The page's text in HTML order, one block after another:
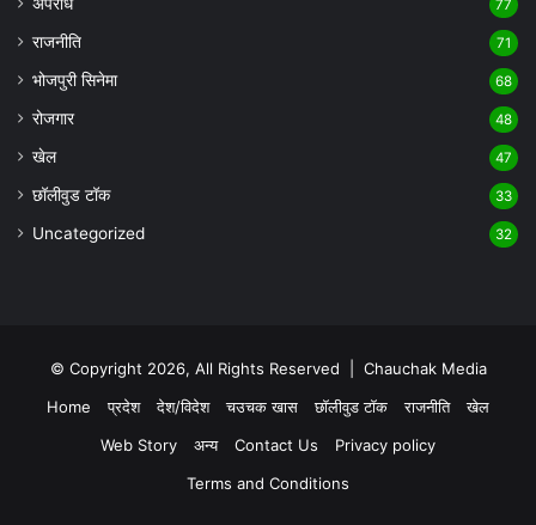
77
राजनीति 71
भोजपुरी सिनेमा 68
रोजगार 48
खेल 47
छॉलीवुड टॉक 33
Uncategorized 32
© Copyright 2026, All Rights Reserved | Chauchak Media
Home
प्रदेश देश/विदेश चउचक खास छॉलीवुड टॉक राजनीति
खेल
Web Story
अन्य Contact Us
Privacy policy
Terms and Conditions